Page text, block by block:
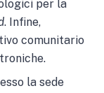
per la
. Infine,
comunitario
la sede